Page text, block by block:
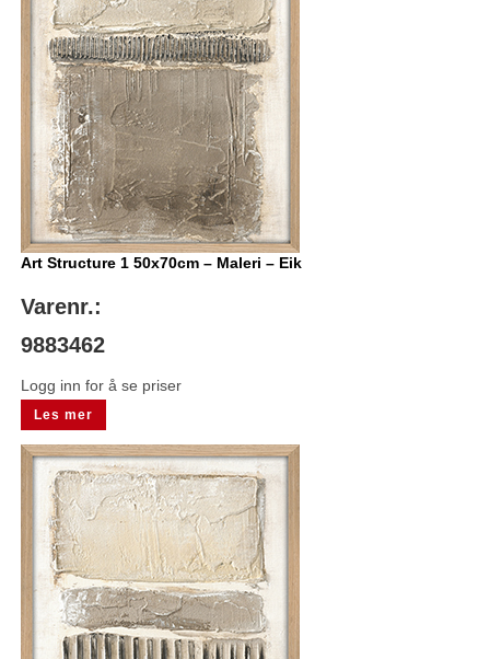
Art Structure 1 50x70cm – Maleri – Eik
Varenr.:
9883462
Logg inn for å se priser
Les mer